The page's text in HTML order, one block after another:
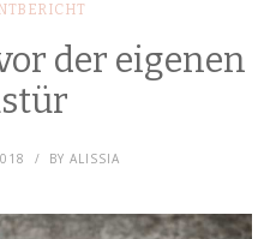
der eigenen
BY ALISSIA